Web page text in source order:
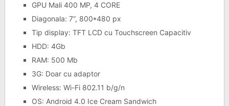
GPU Mali 400 MP, 4 CORE
Diagonala: 7”, 800*480 px
Tip display: TFT LCD cu Touchscreen Capacitiv
HDD: 4Gb
RAM: 500 Mb
3G: Doar cu adaptor
Wireless: Wi-Fi 802.11 b/g/n
OS: Android 4.0 Ice Cream Sandwich